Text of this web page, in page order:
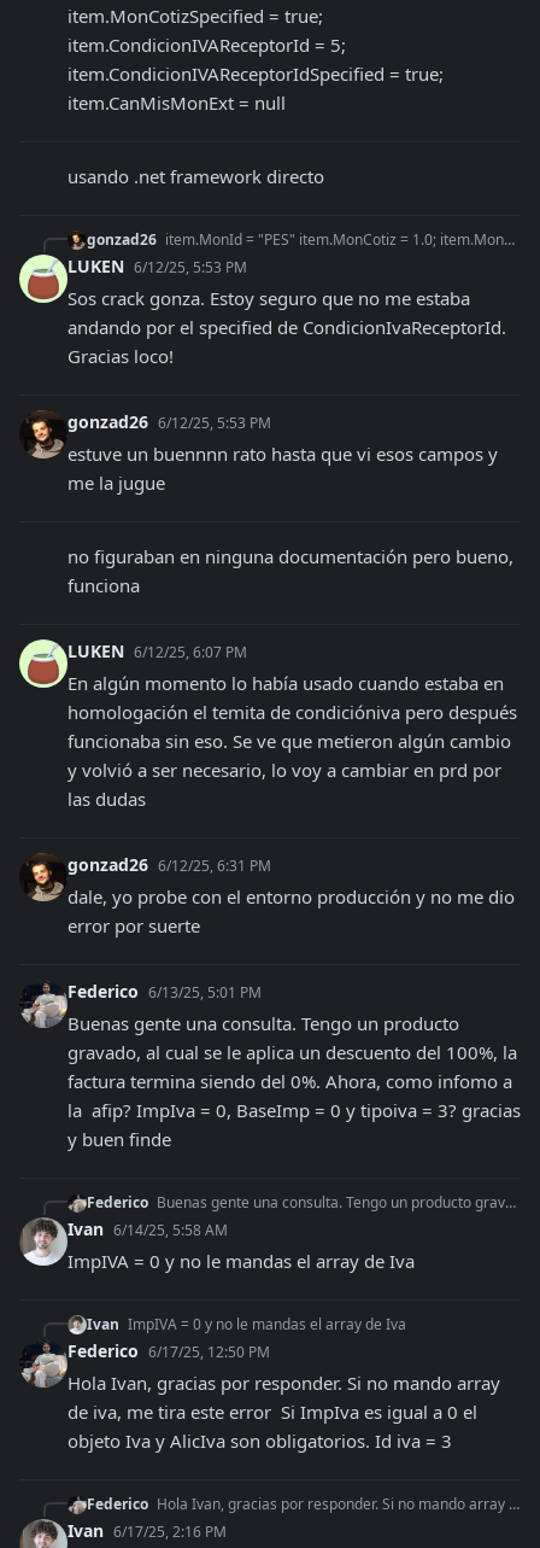
item.MonCotizSpecified = true;
item.CondicionIVAReceptorId = 5;
item.CondicionIVAReceptorIdSpecified = true;
item.CanMisMonExt = null
usando .net framework directo
gonzad26 item.MonId = "PES" item.MonCotiz = 1.0; item.MonCotizSpecified = true; item.CondicionIVAReceptorId = 5; item.CondicionIVAReceptorIdSpecified = true; item.CanMis
LUKEN 6/12/25, 5:53 PM
Sos crack gonza. Estoy seguro que no me estaba
andando por el specified de CondicionIvaReceptorId.
Gracias loco!
gonzad26 6/12/25, 5:53 PM
estuve un buennnn rato hasta que vi esos campos y
me la jugue
no figuraban en ninguna documentación pero bueno,
funciona
LUKEN 6/12/25, 6:07 PM
En algún momento lo había usado cuando estaba en
homologación el temita de condicióniva pero después
funcionaba sin eso. Se ve que metieron algún cambio
y volvió a ser necesario, lo voy a cambiar en prd por
las dudas
gonzad26 6/12/25, 6:31 PM
dale, yo probe con el entorno producción y no me dio
error por suerte
Federico 6/13/25, 5:01 PM
Buenas gente una consulta. Tengo un producto
gravado, al cual se le aplica un descuento del 100%, la
factura termina siendo del 0%. Ahora, como infomo a
la  afip? ImpIva = 0, BaseImp = 0 y tipoiva = 3? gracias
y buen finde
Federico Buenas gente una consulta. Tengo un producto gravado, al cual se le aplica un descuento del 100%, la factura termina siendo del 0%. Ahora, como infomo a la afi
Ivan 6/14/25, 5:58 AM
ImpIVA = 0 y no le mandas el array de Iva
Ivan ImpIVA = 0 y no le mandas el array de Iva
Federico 6/17/25, 12:50 PM
Hola Ivan, gracias por responder. Si no mando array
de iva, me tira este error  Si ImpIva es igual a 0 el
objeto Iva y AlicIva son obligatorios. Id iva = 3
Federico Hola Ivan, gracias por responder. Si no mando array de iva, me tira este error Si ImpIva es igual a 0 el objeto Iva y AlicIva son obligatorios. Id iva = 3
Ivan 6/17/25, 2:16 PM